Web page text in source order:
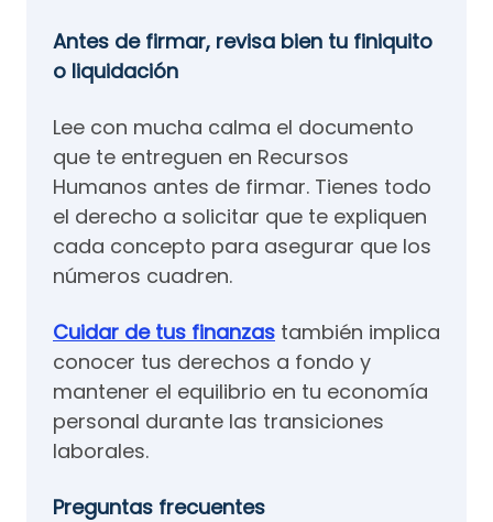
Antes de firmar, revisa bien tu finiquito
o liquidación
Lee con mucha calma el documento
que te entreguen en Recursos
Humanos antes de firmar. Tienes todo
el derecho a solicitar que te expliquen
cada concepto para asegurar que los
números cuadren.
Cuidar de tus finanzas también implica
conocer tus derechos a fondo y
mantener el equilibrio en tu economía
personal durante las transiciones
laborales.
Preguntas frecuentes